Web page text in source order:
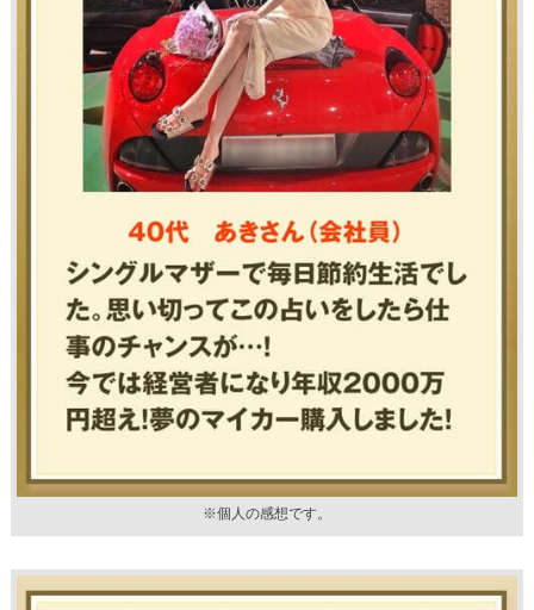
※個人の感想です。